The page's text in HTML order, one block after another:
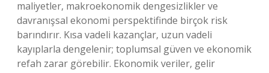
maliyetler, makroekonomik dengesizlikler ve
davranışsal ekonomi perspektifinde birçok risk
barındırır. Kısa vadeli kazançlar, uzun vadeli
kayıplarla dengelenir; toplumsal güven ve ekonomik
refah zarar görebilir. Ekonomik veriler, gelir